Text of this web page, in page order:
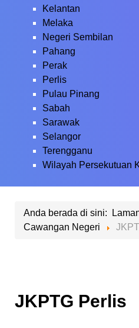
Kelantan
Melaka
Negeri Sembilan
Pahang
Perak
Perlis
Pulau Pinang
Sabah
Sarawak
Selangor
Terengganu
Wilayah Persekutuan
Anda berada di sini:
Cawangan Negeri
JKPTG Perlis